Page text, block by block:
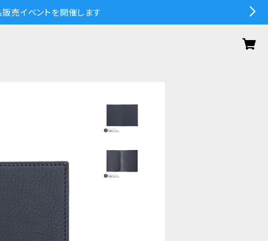
売イベントを開催します